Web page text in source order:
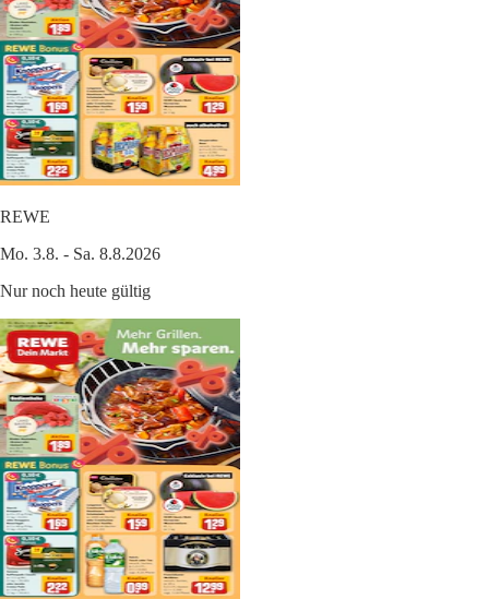
REWE
Mo. 3.8. - Sa. 8.8.2026
Nur noch heute gültig